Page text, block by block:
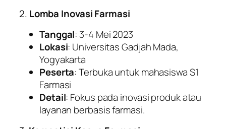
2. Lomba Inovasi Farmasi
Tanggal: 3-4 Mei 2023
Lokasi: Universitas Gadjah Mada,
Yogyakarta
Peserta: Terbuka untuk mahasiswa S1
Farmasi
Detail: Fokus pada inovasi produk atau
layanan berbasis farmasi.